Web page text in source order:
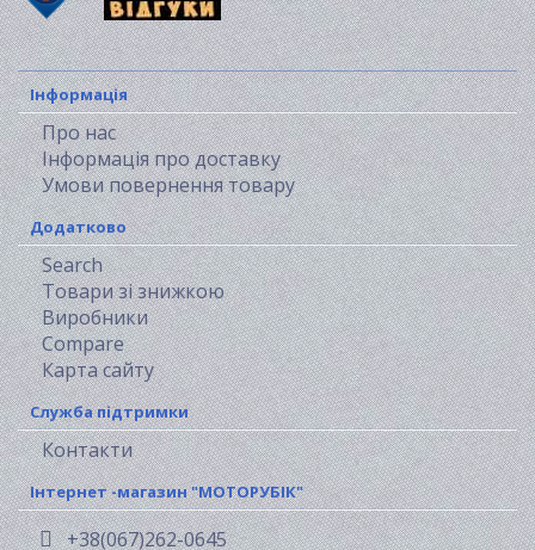
Інформація
Про нас
Інформація про доставку
Умови повернення товару
Додатково
Search
Товари зі знижкою
Виробники
Compare
Карта сайту
Служба підтримки
Контакти
Інтернет -магазин "МОТОРУБІК"
+38(067)262-0645